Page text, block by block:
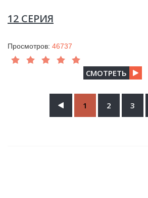
12 СЕРИЯ
Просмотров: 46737
СМОТРЕТЬ
1 2 3